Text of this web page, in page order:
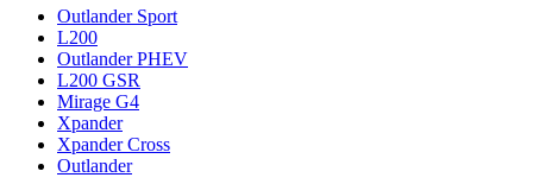
Outlander Sport
L200
Outlander PHEV
L200 GSR
Mirage G4
Xpander
Xpander Cross
Outlander